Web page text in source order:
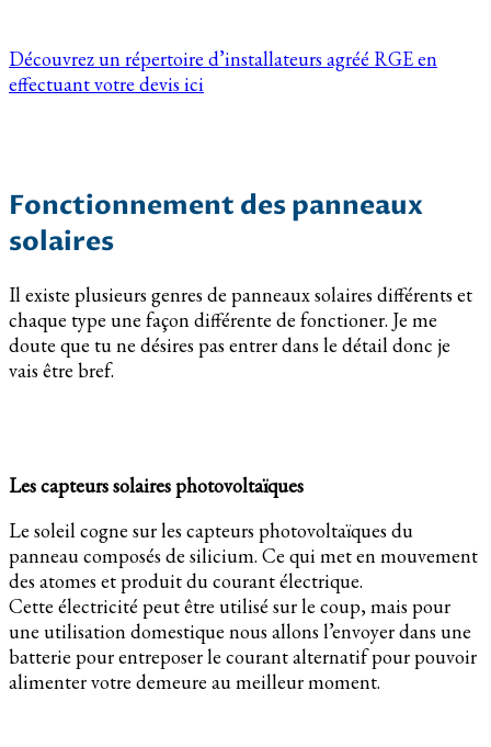
Découvrez un répertoire d’installateurs agréé RGE en
effectuant votre devis ici
Fonctionnement des panneaux
solaires
Il existe plusieurs genres de panneaux solaires différents et
chaque type une façon différente de fonctioner. Je me
doute que tu ne désires pas entrer dans le détail donc je
vais être bref.
Les capteurs solaires photovoltaïques
Le soleil cogne sur les capteurs photovoltaïques du
panneau composés de silicium. Ce qui met en mouvement
des atomes et produit du courant électrique.
Cette électricité peut être utilisé sur le coup, mais pour
une utilisation domestique nous allons l’envoyer dans une
batterie pour entreposer le courant alternatif pour pouvoir
alimenter votre demeure au meilleur moment.